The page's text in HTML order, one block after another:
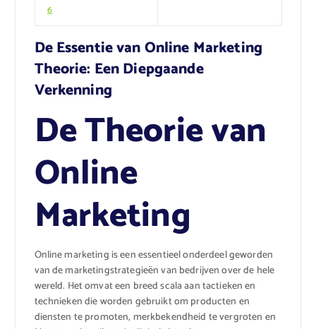
6
De Essentie van Online Marketing
Theorie: Een Diepgaande
Verkenning
De Theorie van
Online
Marketing
Online marketing is een essentieel onderdeel geworden
van de marketingstrategieën van bedrijven over de hele
wereld. Het omvat een breed scala aan tactieken en
technieken die worden gebruikt om producten en
diensten te promoten, merkbekendheid te vergroten en